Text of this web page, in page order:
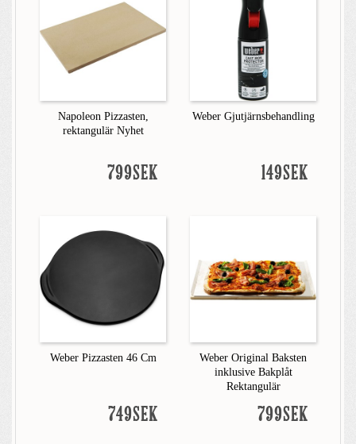
Napoleon Pizzasten,
rektangulär Nyhet
799SEK
Weber Gjutjärnsbehandling
149SEK
Weber Pizzasten 46 Cm
749SEK
Weber Original Baksten
inklusive Bakplåt
Rektangulär
799SEK